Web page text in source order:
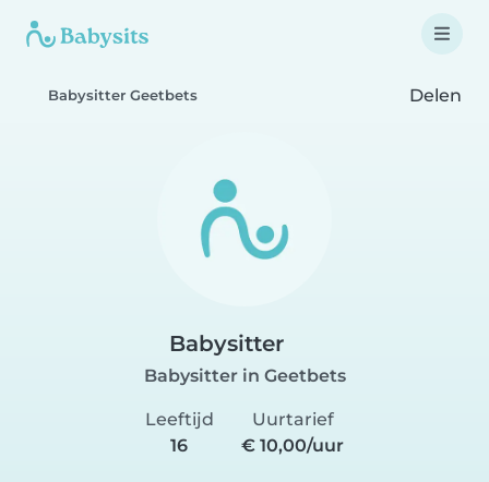
Babysitter Geetbets Delen
Babysitter
Babysitter in Geetbets
Leeftijd
16
Uurtarief
€ 10,00/uur